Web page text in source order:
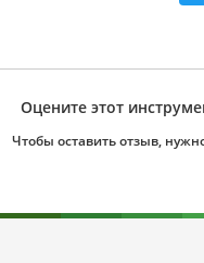
Оцените этот
Чтобы оставить отзыв,